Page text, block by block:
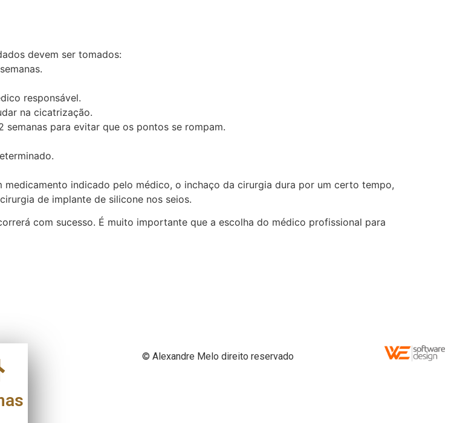
devem ser tomados:
responsável.
na cicatrização.
para evitar que os pontos se rompam.
indicado pelo médico, o inchaço da cirurgia dura por um certo tempo,
de implante de silicone nos seios.
com sucesso. É muito importante que a escolha do médico profissional para
© Alexandre Melo direito reservado